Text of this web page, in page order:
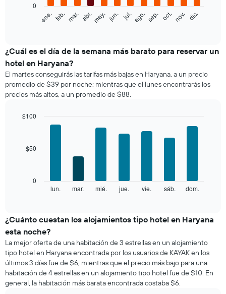
siguiente
el
promedio
de
una
habitación
mes
muestra
El
gráfico
muestra
1
Y
que
indica
ene. feb. mar. abr.may. jun. jul. ago. sep. oct. nov. dic.
0
¿Cuál es el día de la semana más barato para reservar un
hotel en Haryana?
El martes conseguirás las tarifas más bajas en Haryana, a un precio
promedio de $39 por noche; mientras que el lunes encontrarás los
precios más altos, a un promedio de $88.
el
promedio
de
una
habitación
por
cada
lun. mar. mié. jue. vie. sáb. dom.
0
$50
$100
¿Cuánto cuestan los alojamientos tipo hotel en Haryana
esta noche?
La mejor oferta de una habitación de 3 estrellas en un alojamiento
tipo hotel en Haryana encontrada por los usuarios de KAYAK en los
últimos 3 días fue de $6, mientras que el precio más bajo para una
habitación de 4 estrellas en un alojamiento tipo hotel fue de $10. En
general, la habitación más barata encontrada costaba $6.